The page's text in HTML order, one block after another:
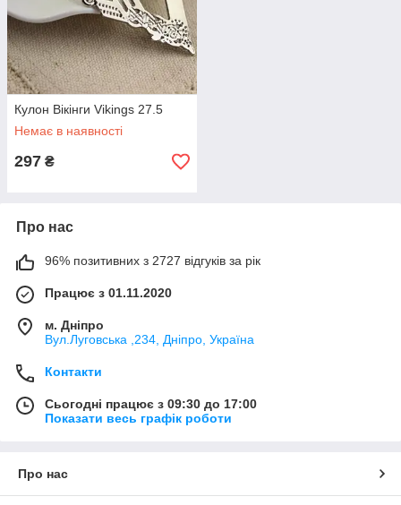
Кулон Вікінги Vikings 27.5
Немає в наявності
297 ₴
Про нас
96% позитивних з 2727 відгуків за рік
Працює з 01.11.2020
м. Дніпро
Вул.Луговська ,234, Дніпро, Україна
Контакти
Сьогодні працює з 09:30 до 17:00
Показати весь графік роботи
Про нас